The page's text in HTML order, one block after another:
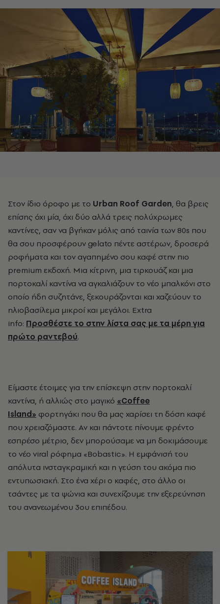
Στον ίδιο όροφο με το Urban Roof Garden, θα βρεις
επίσης όχι μία, όχι δύο αλλά τρεις πολύχρωμες
καντίνες, σαν να βγήκαν μόλις από ταινία των 80s που
θα σου προσφέρουν gelato πέντε αστέρων, δροσερά
ροφήματα και τον αγαπημένο σου καφέ στην πιο
premium εκδοχή. Μια κίτρινη, μια τιρκουάζ και μια
πορτοκαλί καντίνα να αγκαλιάζουν το νέο μπαλκόνι στο
οποίο ήδη συζητάνε, ξεκουράζονται και χαζεύουν το
ηλιοβασίλεμα μικροί και μεγάλοι. Extra
info: Προσθέστε το στην λίστα σας με τα μέρη για
πρώτο ραντεβού.
Είμαστε έτοιμες για την επίσκεψη στην πορτοκαλί
καντίνα, ή αλλιώς στο μαγικό «Coffee
Island» φορτηγάκι που θα μας χαρίσει τη δόση καφέ
που χρειαζόμαστε. Αν και πάντοτε πίνουμε φρέντο
εσπρέσο μέτριο, δεν μπορούσαμε να μη δοκιμάσουμε
το νέο viral ρόφημα «Bobastic». Η εμφάνισή του
απόλυτα ινσταγκραμική και η γεύση του ακόμα πιο
εντυπωσιακή. Στο ένα χέρι ο καφές, στο άλλο οι
τσάντες με τα ψώνια και συνεχίζουμε την εξερεύνηση
του ανανεωμένου 3ου επιπέδου.